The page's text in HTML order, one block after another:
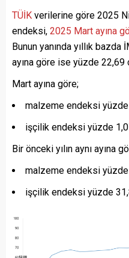
TÜİK verilerine göre 2025
endeksi, 2025 Mart ayına
Bunun yanında yıllık bazda
ayına göre ise yüzde 22,69
Mart ayına göre;
malzeme endeksi
işçilik endeksi yüzde
Bir önceki yılın aynı ayına
malzeme endeksi yüzde
işçilik endeksi yüzde